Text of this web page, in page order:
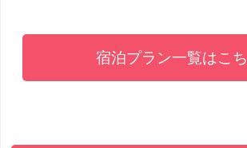
宿泊プラン一覧はこ